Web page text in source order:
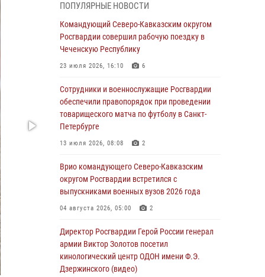
Росгвардии
06 августа 2026, 09:00
В Югре при силовой поддержке ОМОН
Росгвардии задержаны подозреваемые в
06 августа 2026, 08:56 2 1
Офицер СОБР Росгвардии выступил на
окружном юнармейском форуме в Астрахани
06 августа 2026, 08:27
Росгвардейцы задержали стрелявшего из
пускового устройства рядом с жилыми
домами в центре Санкт-Петербурга (видео)
06 августа 2026, 08:18 3
В Новосибирске спецназ Росгвардии оказал
содействие при задержании подозреваемых
в похищении человека и вымогательстве
(видео)
ПОПУЛЯРНЫЕ НОВОСТИ
Командующий Северо-Кавказским округом
Росгвардии совершил рабочую поездку в
Чеченскую Республику
23 июля 2026, 16:10 6
Сотрудники и военнослужащие Росгвардии
обеспечили правопорядок при проведении
товарищеского матча по футболу в Санкт-
Петербурге
13 июля 2026, 08:08 2
Врио командующего Северо-Кавказским
округом Росгвардии встретился с
выпускниками военных вузов 2026 года
04 августа 2026, 05:00 2
Директор Росгвардии Герой России генерал
армии Виктор Золотов посетил
кинологический центр ОДОН имени Ф.Э.
Дзержинского (видео)